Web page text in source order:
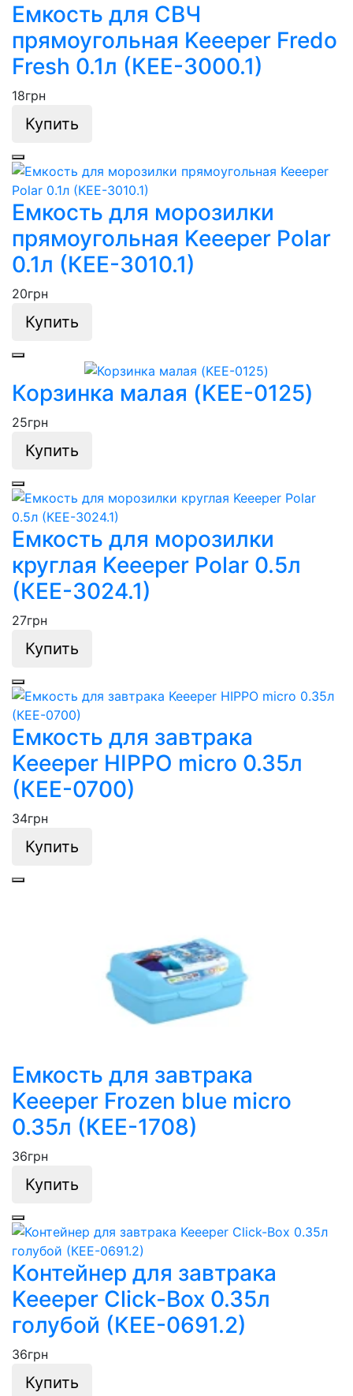
Емкость для СВЧ
прямоугольная Keeeper Fredo
Fresh 0.1л (КЕЕ-3000.1)
18грн
Купить
Емкость для морозилки
прямоугольная Keeeper Polar
0.1л (КЕЕ-3010.1)
20грн
Купить
Корзинка малая (KEE-0125)
25грн
Купить
Емкость для морозилки
круглая Keeeper Polar 0.5л
(КЕЕ-3024.1)
27грн
Купить
Емкость для завтрака
Keeeper HIPPO micro 0.35л
(КЕЕ-0700)
34грн
Купить
Емкость для завтрака
Keeeper Frozen blue micro
0.35л (КЕЕ-1708)
36грн
Купить
Контейнер для завтрака
Keeeper Click-Box 0.35л
голубой (КЕЕ-0691.2)
36грн
Купить